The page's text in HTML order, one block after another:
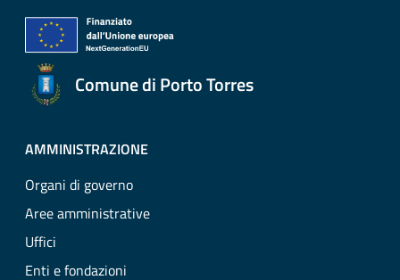
Comune di Porto Torres
AMMINISTRAZIONE
Organi di governo
Aree amministrative
Uffici
Enti e fondazioni